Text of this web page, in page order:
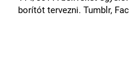
borítót tervezni. Tumblr,